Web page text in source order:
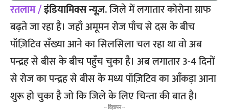
रतलाम /इंडियामिक्स न्यूज़. जिले में लगातार कोरोना ग्राफ
बढ़ते जा रहा है। जहाँ अमूमन रोज पाँच से दस के बीच
पॉज़िटिव सँख्या आने का सिलसिला चल रहा था वो अब
पन्द्रह से बीस के बीच पहुँच चुका है। अब लगातार 3-4 दिनों
से रोज का पन्द्रह से बीस के मध्य पॉज़िटिव का आँकड़ा आना
शुरू हो चुका है जो कि जिले के लिए चिन्ता की बात है।
-- विज्ञापन --